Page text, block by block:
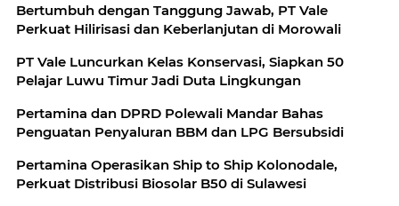
Bertumbuh dengan Tanggung Jawab, PT Vale
Perkuat Hilirisasi dan Keberlanjutan di Morowali
PT Vale Luncurkan Kelas Konservasi, Siapkan 50
Pelajar Luwu Timur Jadi Duta Lingkungan
Pertamina dan DPRD Polewali Mandar Bahas
Penguatan Penyaluran BBM dan LPG Bersubsidi
Pertamina Operasikan Ship to Ship Kolonodale,
Perkuat Distribusi Biosolar B50 di Sulawesi